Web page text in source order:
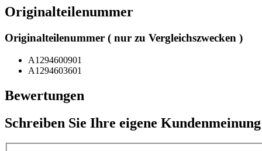
Originalteilenummer
Originalteilenummer ( nur zu Vergleichszwecken )
A1294600901
A1294603601
Bewertungen
Schreiben Sie Ihre eigene Kundenmeinung